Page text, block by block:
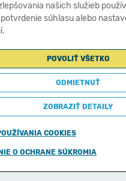
našich služieb
potvrdenie súhlasu alebo
POVOLIŤ VŠETKO
ODMIETNUŤ
ZOBRAZIŤ DETAILY
COOKIES
O OCHRANE SÚKROMIA
Copyright © 2011-2026